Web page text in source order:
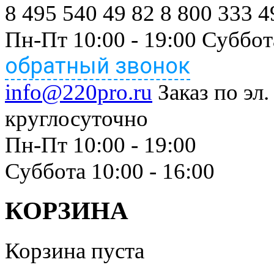
8 495 540 49 82 8 800 333
Пн-Пт 10:00 - 19:00
обратный звонок
info@220pro.ru Заказ по
круглосуточно
Пн-Пт 10:00 - 19:00
Суббота 10:00 - 16:00
КОРЗИНА
Корзина пуста